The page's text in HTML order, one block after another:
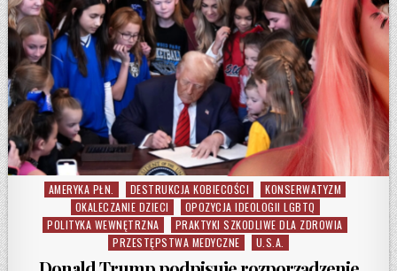
Posted in
AMERYKA PŁN. DESTRUKCJA KOBIECOŚCI
KONSERWATYZM
OKALECZANIE DZIECI
OPOZYCJA IDEOLOGII LGBTQ
POLITYKA WEWNĘTRZNA
PRAKTYKI SZKODLIWE DLA ZDROWIA
PRZESTĘPSTWA MEDYCZNE
U.S.A.